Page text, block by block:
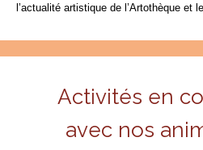
l’actualité artistique de l’Artothèque et
Activités en
avec nos